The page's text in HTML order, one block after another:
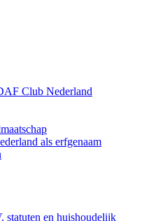
Club Nederland
als erfgenaam
statuten en huishoudelijk